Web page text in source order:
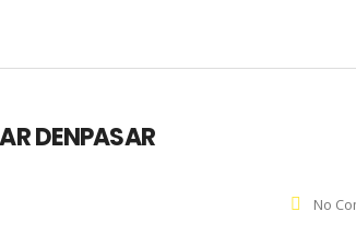
DENPASAR
No